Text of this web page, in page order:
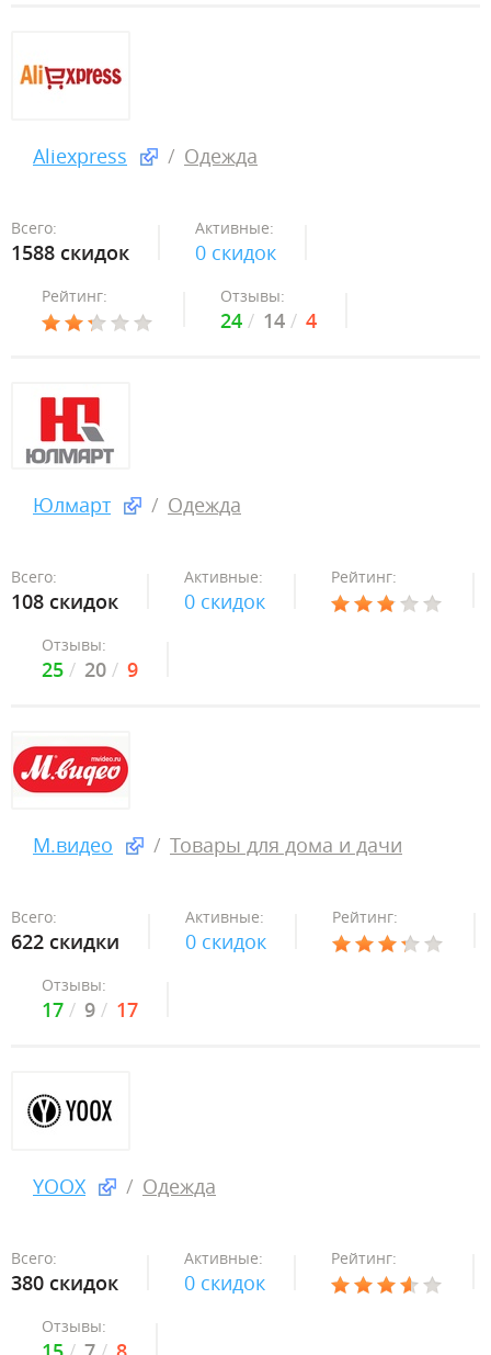
Aliexpress Одежда
Всего:
1588 скидок
Активные:
0 скидок
Рейтинг: Отзывы:
24 14 4
Юлмарт Одежда
Всего:
108 скидок
Активные:
0 скидок
Рейтинг:
Отзывы:
25 20 9
М.видео Товары для дома и дачи
Всего:
622 скидки
Активные:
0 скидок
Рейтинг:
Отзывы:
17 9 17
YOOX Одежда
Всего:
380 скидок
Активные:
0 скидок
Рейтинг:
Отзывы: